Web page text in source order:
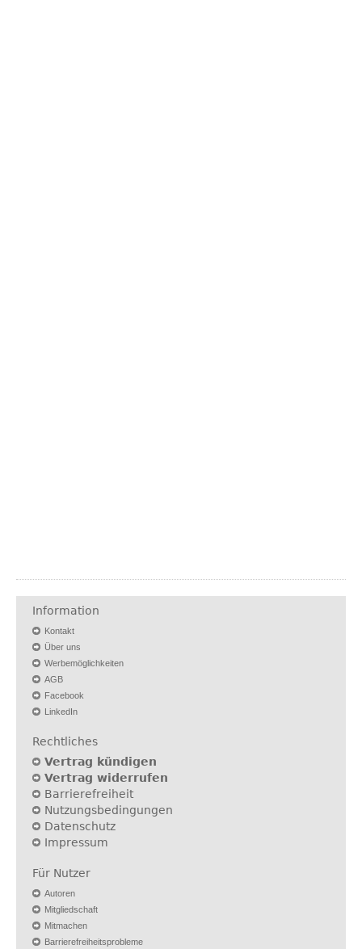
Information
Kontakt
Über uns
Werbemöglichkeiten
AGB
Facebook
LinkedIn
Rechtliches
Vertrag kündigen
Vertrag widerrufen
Barrierefreiheit
Nutzungsbedingungen
Datenschutz
Impressum
Für Nutzer
Autoren
Mitgliedschaft
Mitmachen
Barrierefreiheitsprobleme